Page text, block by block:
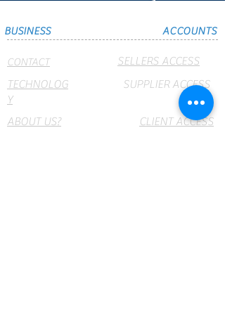
BUSINESS ACCOUNTS
CONTACT
SELLERS ACCESS
TECHNOLOG
Y
ABOUT US?
SUPPLIER ACCESS
CLIENT ACCESS